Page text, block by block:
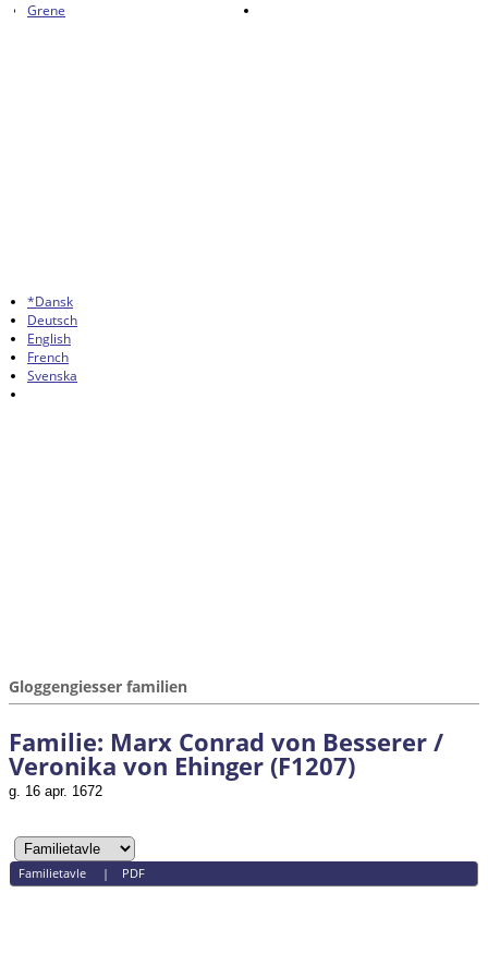
Grene
*Dansk
Deutsch
English
French
Svenska
Gloggengiesser familien
Familie: Marx Conrad von Besserer /
Veronika von Ehinger (F1207)
g. 16 apr. 1672
Familietavle | PDF